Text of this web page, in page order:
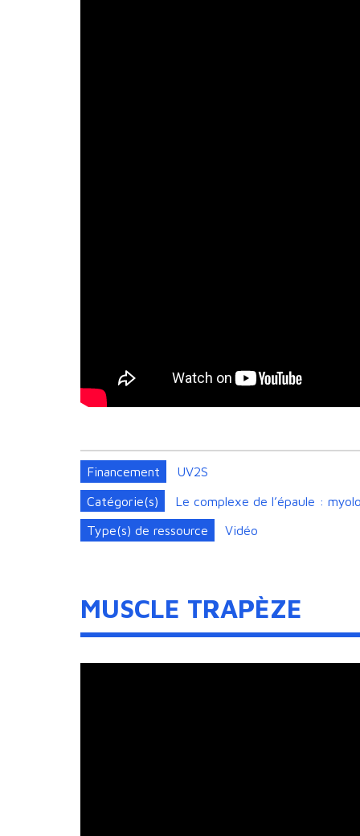
Financement UV2S
Catégorie(s) Le complexe de l’épaule :
Type(s) de ressource Vidéo
MUSCLE TRAPÈZE